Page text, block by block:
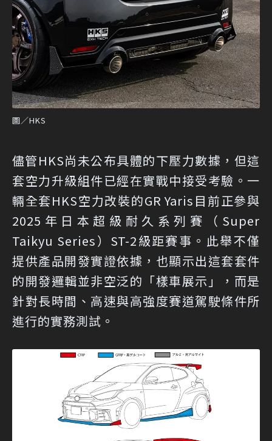
圖／HKS
儘管HKS尚未公布具體的下壓力數據，但這
套空力升級組件已經在實戰中接受考驗。一
輛全套HKS空力改裝的GR Yaris目前正參與
2025年日本超級耐久系列賽（Super
Taikyu Series）ST-2級距賽事。此舉不僅
提供產品開發實證依據，也顯示出這套套件
的開發邏輯並非空泛的「樣車展示」，而是
針對長時間、高速與高強度賽道駕駛條件所
進行的實務測試。